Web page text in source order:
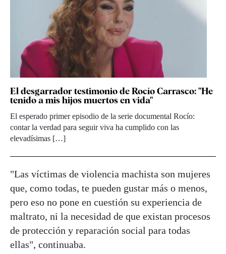
El desgarrador testimonio de Rocío Carrasco: "He
tenido a mis hijos muertos en vida"
El esperado primer episodio de la serie documental Rocío:
contar la verdad para seguir viva ha cumplido con las
elevadísimas […]
"Las víctimas de violencia machista son mujeres
que, como todas, te pueden gustar más o menos,
pero eso no pone en cuestión su experiencia de
maltrato, ni la necesidad de que existan procesos
de protección y reparación social para todas
ellas", continuaba.